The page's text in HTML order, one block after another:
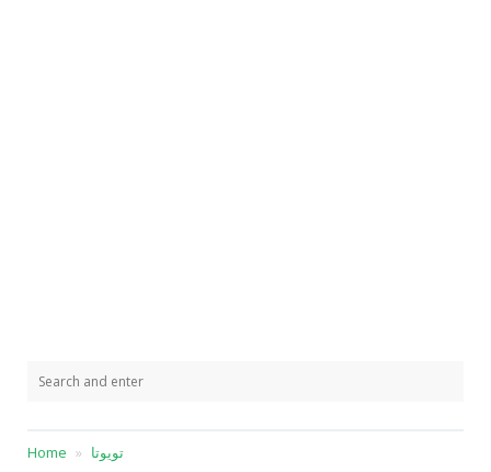
Home تويوتا